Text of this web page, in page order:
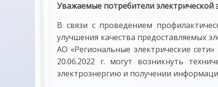
Уважаемые потребители электрической
В связи с проведением
улучшения качества предоставляемых
АО «Региональные электрические
20.06.2022 г. могут возникнуть
электроэнергию и получении